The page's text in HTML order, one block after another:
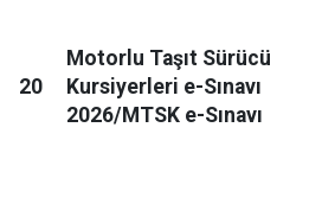
20
Motorlu Taşıt Sürücü
Kursiyerleri e-Sınavı
2026/MTSK e-Sınavı